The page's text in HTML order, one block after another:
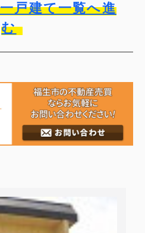
戸建て一覧へ進
む